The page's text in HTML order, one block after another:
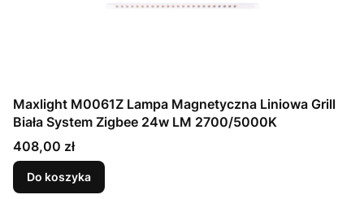
Maxlight M0061Z Lampa Magnetyczna Liniowa Grill
Biała System Zigbee 24w LM 2700/5000K
Cena
408,00 zł
Do koszyka